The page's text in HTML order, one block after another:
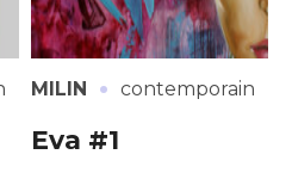
MILIN · contemporain
Eva #1